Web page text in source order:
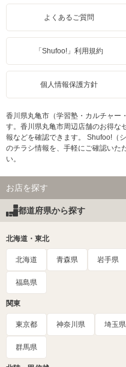
よくあるご質問
「Shufoo!」利用規約
個人情報保護方針
香川県丸亀市（学習塾・カルチャー
す。香川県丸亀市周辺店舗のお得な
報などを確認できます。 Shufoo!（
のチラシ情報を、手軽にご確認いた
い。
お店を探す
都道府県から探す
北海道・東北
北海道 青森県 岩手県
福島県
関東
東京都 神奈川県 埼玉県
群馬県